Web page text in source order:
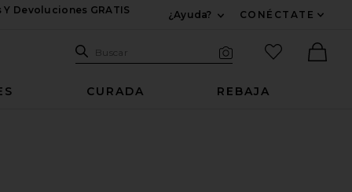
Y Devoluciones GRATIS
¿Ayuda?
CONÉCTATE
Sitio de búsqueda
Buscar
artículos
CURADA REBAJA